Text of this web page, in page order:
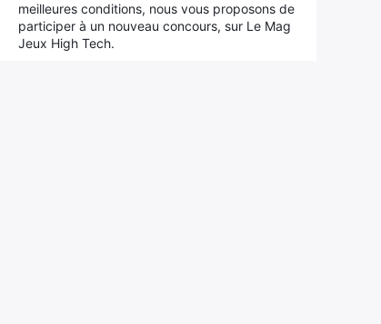
meilleures conditions, nous vous proposons de
participer à un nouveau concours, sur Le Mag
Jeux High Tech.